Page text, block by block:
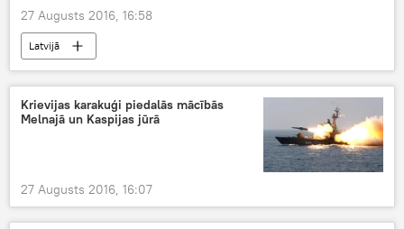
27 Augusts 2016, 16:58
Latvijā
Krievijas karakuģi piedalās mācībās
Melnajā un Kaspijas jūrā
27 Augusts 2016, 16:07